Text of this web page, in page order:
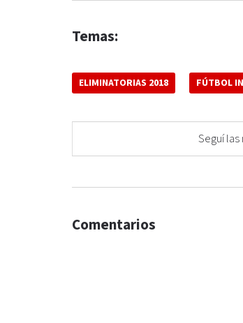
Temas:
ELIMINATORIAS 2018 FÚTBOL
Seguí
Comentarios